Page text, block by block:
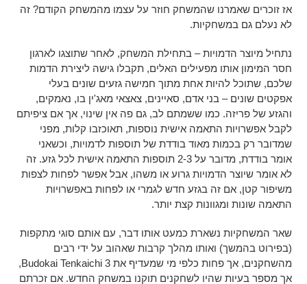
אז זוכרים שאמרנו שהמשחק חוזר על עצמו מהמשחק הקודם? זה
לא נעלם גם במשחקיות.
נתחיל מיוצר הדמויות – בתחילת המשחק, לאחר שתוצגו לארגון
חסר המימון אותו מפעילים האלים, תקבלו גישה ליצירת הדמות
שלכם, שתוכל להיות אחת מתוך חמישה גזעים שונים בעלי
אפקטים שונים – בני אדם, סאיינים, צאצאי מאג'ין בו, נאמקים,
והגזע של פריזה. כמו ששמתם לב, גם פה אין שינוי, אך אם ציפיתם
לקבל אפשרויות התאמה אישית נוספות, תאוכזבו קלות, מפני
שמדובר רק בכמות מאוד בודדת של תוספות לדמויות, וכשאני
אומר בודדת, מדובר על 2-3 תוספות התאמה אישית לכל גזע. זה
לא אומר שיוצר הדמויות גרוע או משהו, אבל אפשר לפחות לצפות
משיפור קטן, אם זה בגזע חדש לגמרי או לפחות באפשרויות
התאמה שונות ומגוונות קצת יותר.
שאר המשחקיות נשארת כמעט אותו דבר, עם אותם סוגי מתקפות
(בפירוט בהמשך) ואותו מהלך קרבות שאהוב על ידי רבים
מהשחקנים, אך פחות כלפי מי שמעדיף את Budokai Tenkaichi 3,
אך מספר בעיות שהיו לשחקנים תוקנו במשחק החדש. אם זכרתם